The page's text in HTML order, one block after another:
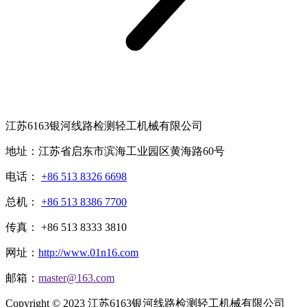
江苏6163银河线路检测轻工机械有限公司
地址：江苏省启东市滨海工业园区黄海路60号
电话： +86 513 8326 6698
总机： +86 513 8386 7700
传真： +86 513 8333 3810
网址： http://www.01n16.com
邮箱： master@163.com
Copyright © 2023 江苏6163银河线路检测轻工机械有限公司